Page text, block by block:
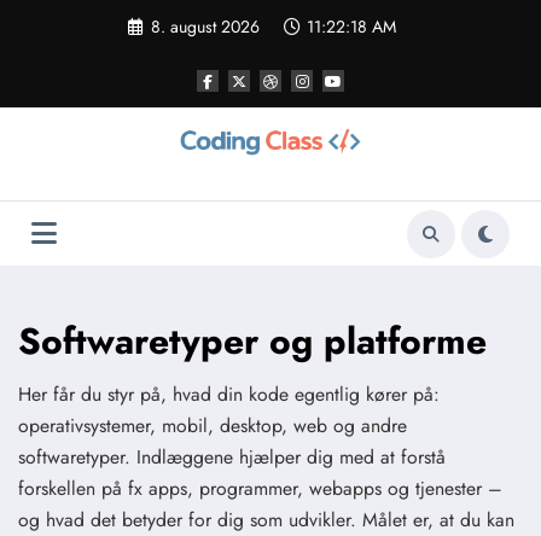
8. august 2026 11:22:19 AM
Softwaretyper og platforme
Her får du styr på, hvad din kode egentlig kører på:
operativsystemer, mobil, desktop, web og andre
softwaretyper. Indlæggene hjælper dig med at forstå
forskellen på fx apps, programmer, webapps og tjenester –
og hvad det betyder for dig som udvikler. Målet er, at du kan